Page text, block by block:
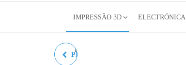
IMPRESSÃO 3D ELECTRÓNICA
PLA REFILL MAGENTA